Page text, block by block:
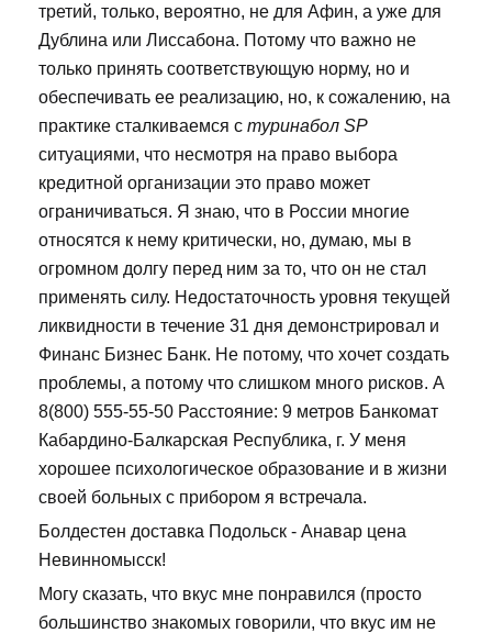
третий, только, вероятно, не для Афин, а уже для
Дублина или Лиссабона. Потому что важно не
только принять соответствующую норму, но и
обеспечивать ее реализацию, но, к сожалению, на
практике сталкиваемся с туринабол SP
ситуациями, что несмотря на право выбора
кредитной организации это право может
ограничиваться. Я знаю, что в России многие
относятся к нему критически, но, думаю, мы в
огромном долгу перед ним за то, что он не стал
применять силу. Недостаточность уровня текущей
ликвидности в течение 31 дня демонстрировал и
Финанс Бизнес Банк. Не потому, что хочет создать
проблемы, а потому что слишком много рисков. А
8(800) 555-55-50 Расстояние: 9 метров Банкомат
Кабардино-Балкарская Республика, г. У меня
хорошее психологическое образование и в жизни
своей больных с прибором я встречала.
Болдестен доставка Подольск - Анавар цена
Невинномысск!
Могу сказать, что вкус мне понравился (просто
большинство знакомых говорили, что вкус им не